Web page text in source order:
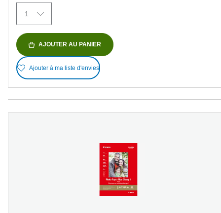
avis
1
AJOUTER AU PANIER
Ajouter à ma liste d'envies